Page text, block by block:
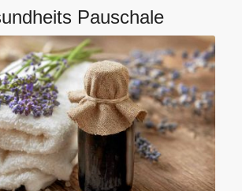
Pauschale